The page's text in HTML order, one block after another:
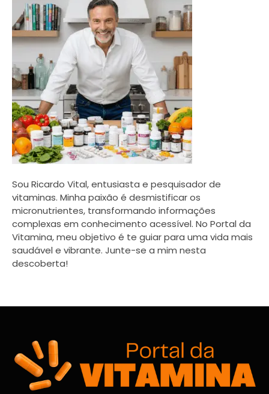
Sou Ricardo Vital, entusiasta e pesquisador de
vitaminas. Minha paixão é desmistificar os
micronutrientes, transformando informações
complexas em conhecimento acessível. No Portal da
Vitamina, meu objetivo é te guiar para uma vida mais
saudável e vibrante. Junte-se a mim nesta
descoberta!